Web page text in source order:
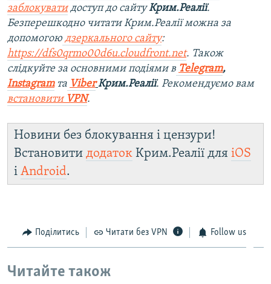
заблокуватидоступ до сайтуКрим.Реалії.
Безперешкодно читати Крим.Реалії можна за
допомогою дзеркального сайту:
https://dfs0qrmo00d6u.cloudfront.net. Також
слідкуйте за основними подіями в Telegram,
Instagramта Viber Крим.Реалії. Рекомендуємо вам
встановити VPN.
Новини без блокування і цензури!
Встановити додаток Крим.Реалії для iOS
і Android.
Поділитись Читати без VPN Follow us
Читайте також